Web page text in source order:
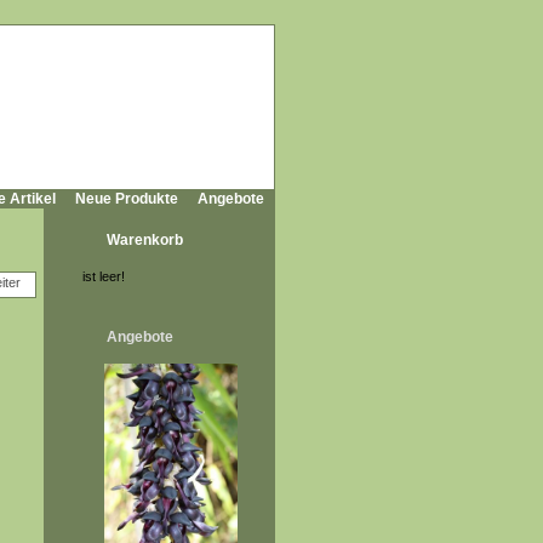
Artikel Neue Produkte Angebote
Warenkorb
ist leer!
Angebote